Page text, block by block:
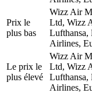
Prix ​​le
plus bas
Wizz Air
Ltd, Wizz
Lufthansa,
Airlines,
Le prix le
plus élevé
Wizz Air
Ltd, Wizz
Lufthansa,
Airlines,